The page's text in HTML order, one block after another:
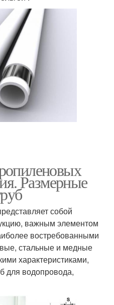
Размерные
собой
важным элементом
востребованными
стальные и медные
характеристиками,
для водопровода,